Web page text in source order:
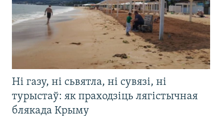
Ні газу, ні сьвятла, ні сувязі, ні
турыстаў: як праходзіць лягістычная
блякада Крыму